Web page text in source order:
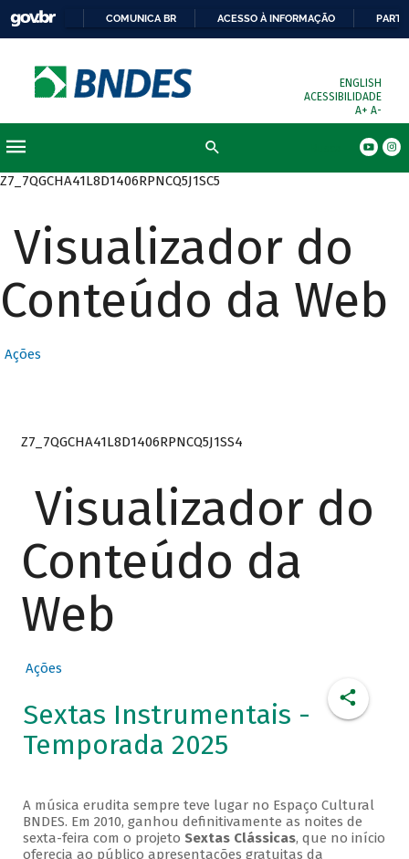
COMUNICA BR ACESSO À INFORMAÇÃO
ENGLISH
ACESSIBILIDADE
A+ A-
Z7_7QGCHA41L8D1406RPNCQ5J1SC5
Visualizador do
Conteúdo da Web
Ações
Z7_7QGCHA41L8D1406RPNCQ5J1SS4
Visualizador do
Conteúdo da
Web
Ações
Sextas Instrumentais -
Temporada 2025
A música erudita sempre teve lugar no Espaço Cultural
BNDES. Em 2010, ganhou definitivamente as noites de
sexta-feira com o projeto Sextas Clássicas, que no início
oferecia ao público apresentações gratuitas da